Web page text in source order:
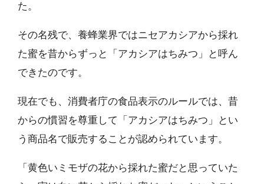
た。
その名残で、養蜂業界ではニセアカシアから採れ
た蜜を昔からずっと「アカシアはちみつ」と呼ん
できたのです。
現在でも、消費者庁の食品表示のルールでは、昔
からの慣習を尊重して「アカシアはちみつ」とい
う商品名で販売することが認められています。
「黄色いミモザの花から採れた蜜だと思っていた